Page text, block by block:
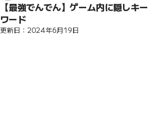
【最強でんでん】ゲーム内に隠しキー
ワード
更新日： 2024年6月19日